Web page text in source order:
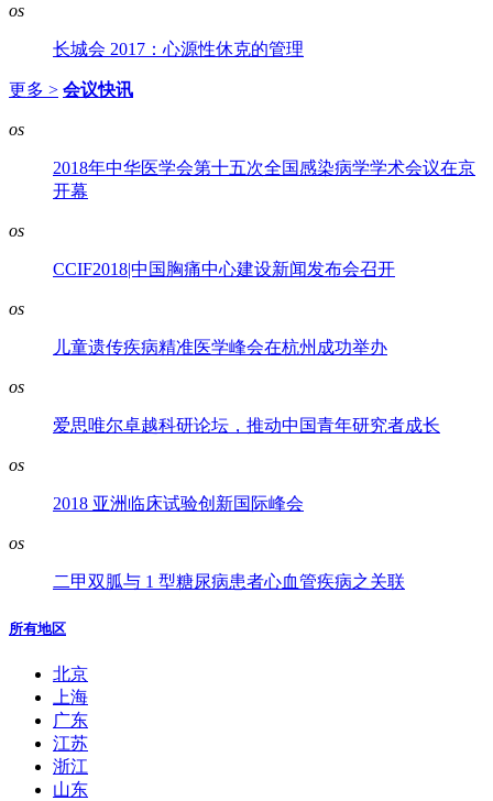
os
长城会 2017：心源性休克的管理
更多 > 会议快讯
os
2018年中华医学会第十五次全国感染病学学术会议在京
开幕
os
CCIF2018|中国胸痛中心建设新闻发布会召开
os
儿童遗传疾病精准医学峰会在杭州成功举办
os
爱思唯尔卓越科研论坛，推动中国青年研究者成长
os
2018 亚洲临床试验创新国际峰会
os
二甲双胍与 1 型糖尿病患者心血管疾病之关联
所有地区
北京
上海
广东
江苏
浙江
山东